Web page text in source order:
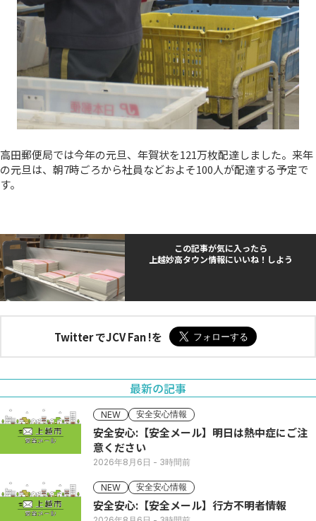
高田郵便局では今年の元旦、年賀状を121万枚配達しました。来年
の元旦は、朝7時ごろから社員などおよそ100人が配達する予定で
す。
この記事が気に入ったら
上越妙高タウン情報にいいね！しよう
Twitter でJCV Fan !を
最新の記事
NEW 安全安心情報
安全安心:【安全メール】明日は熱中症にご注
意ください
2026年8月6日 - 3時間前
NEW 安全安心情報
安全安心:【安全メール】行方不明者情報